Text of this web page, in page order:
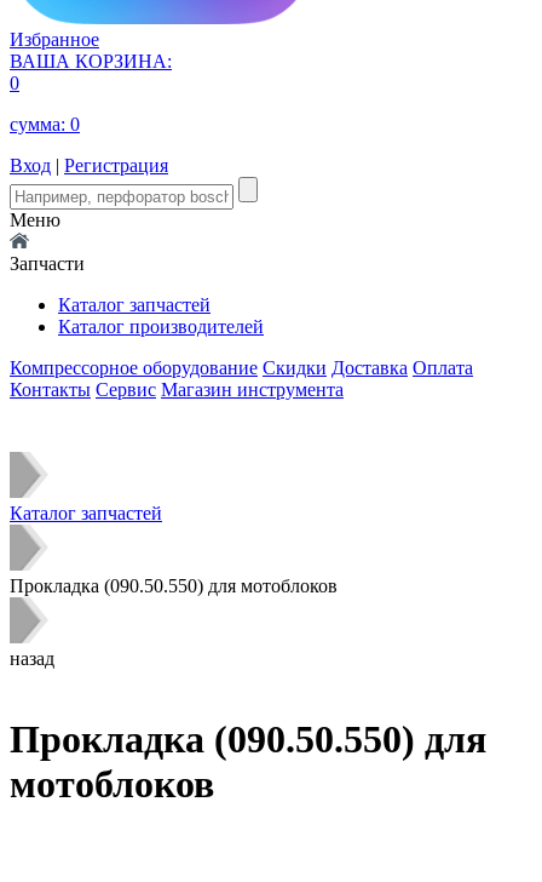
Избранное
ВАША КОРЗИНА:
0
сумма: 0
Вход | Регистрация
Меню
Запчасти
Каталог запчастей
Каталог производителей
Компрессорное оборудование Скидки Доставка Оплата
Контакты Сервис Магазин инструмента
Каталог запчастей
Прокладка (090.50.550) для мотоблоков
назад
Прокладка (090.50.550) для
мотоблоков